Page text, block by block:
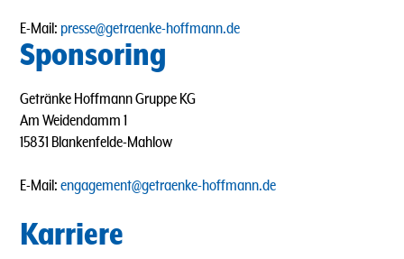
E-Mail: presse@getraenke-hoffmann.de
Sponsoring
Getränke Hoffmann Gruppe KG
Am Weidendamm 1
15831 Blankenfelde-Mahlow
E-Mail: engagement@getraenke-hoffmann.de
Karriere